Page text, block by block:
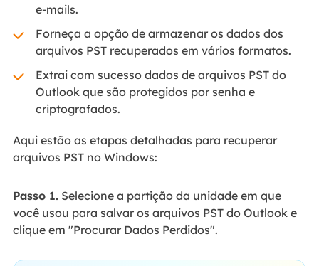
e-mails.
Forneça a opção de armazenar os dados dos
arquivos PST recuperados em vários formatos.
Extrai com sucesso dados de arquivos PST do
Outlook que são protegidos por senha e
criptografados.
Aqui estão as etapas detalhadas para recuperar
arquivos PST no Windows:
Passo 1.Selecione a partição da unidade em que
você usou para salvar os arquivos PST do Outlook e
clique em "Procurar Dados Perdidos".